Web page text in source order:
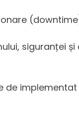
siguranței
de implementat